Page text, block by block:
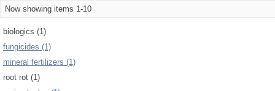
Now showing items 1-10
biologics (1)
fungicides (1)
mineral fertilizers (1)
root rot (1)